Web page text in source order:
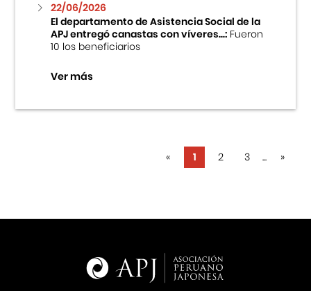
22/06/2026
El departamento de Asistencia Social de la
APJ entregó canastas con víveres...:Fueron
10 los beneficiarios
Ver más
« 1 2 3 ... »